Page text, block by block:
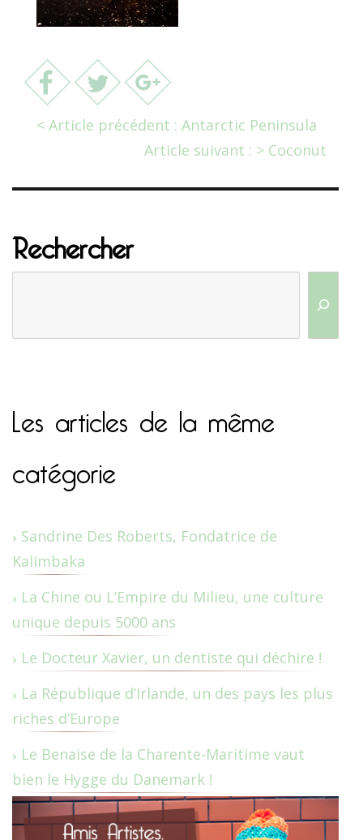
< Article précédent : Antarctic Peninsula
Article suivant : > Coconut
Rechercher
Les articles de la même
catégorie
Sandrine Des Roberts, Fondatrice de
Kalimbaka
La Chine ou L’Empire du Milieu, une culture
unique depuis 5000 ans
Le Docteur Xavier, un dentiste qui déchire !
La République d’Irlande, un des pays les plus
riches d’Europe
Le Benaise de la Charente-Maritime vaut
bien le Hygge du Danemark !